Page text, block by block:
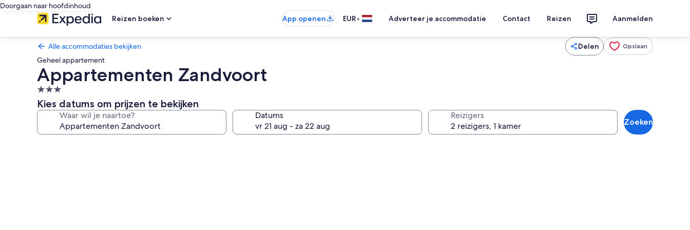
Doorgaan naar hoofdinhoud
Reizen boeken
App openen EUR• Adverteer je accommodatie Contact Reizen Aanmelden
Alle accommodaties bekijken Delen Opslaan
Geheel appartement
Appartementen Zandvoort
3.0-
sterrenaccommodatie
Kies datums om prijzen te bekijken
Waar wil je naartoe? Datums Reizigers
Zoeken